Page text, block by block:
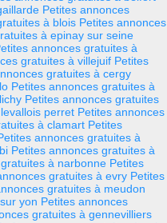
Petites annonces
à blois Petites annonces
à epinay sur seine
annonces gratuites à
gratuites à villejuif Petites
gratuites à cergy
Petites annonces gratuites à
Petites annonces gratuites
perret Petites annonces
à clamart Petites
annonces gratuites à
Petites annonces gratuites à
à narbonne Petites
gratuites à evry Petites
gratuites à meudon
yon Petites annonces
gratuites à gennevilliers